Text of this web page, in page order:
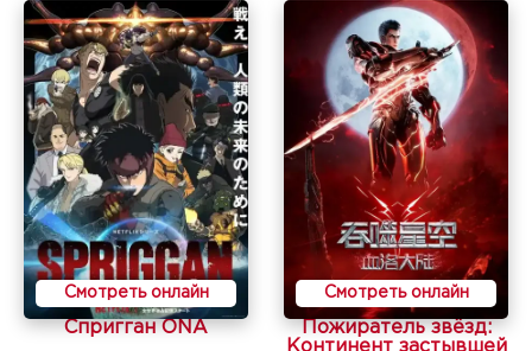
Смотреть онлайн
Спригган ONA
Смотреть онлайн
Пожиратель звёзд:
Континент застывшей